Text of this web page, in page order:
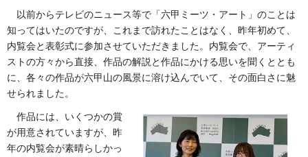
以前からテレビのニュース等で「六甲ミーツ・アート」のことは
知ってはいたのですが、これまで訪れたことはなく、昨年初めて、
内覧会と表彰式に参加させていただきました。内覧会で、アーティ
ストの方々から直接、作品の解説と作品にかける思いを聞くととも
に、各々の作品が六甲山の風景に溶け込んでいて、その面白さに魅
せられました。
作品には、いくつかの賞
が用意されていますが、昨
年の内覧会が素晴らしかっ